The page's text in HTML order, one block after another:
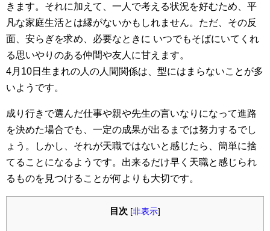
きます。それに加えて、一人で考える状況を好むため、平
凡な家庭生活とは縁がないかもしれません。ただ、その反
面、安らぎを求め、必要なときに いつでもそばにいてくれ
る思いやりのある仲間や友人に甘えます。
4月10日生まれの人の人間関係は、型にはまらないことが多
いようです。
成り行きで選んだ仕事や親や先生の言いなりになって進路
を決めた場合でも、一定の成果が出るまでは努力するでし
ょう。しかし、それが天職ではないと感じたら、簡単に捨
てることになるようです。出来るだけ早く天職と感じられ
るものを見つけることが何よりも大切です。
目次 [非表示]